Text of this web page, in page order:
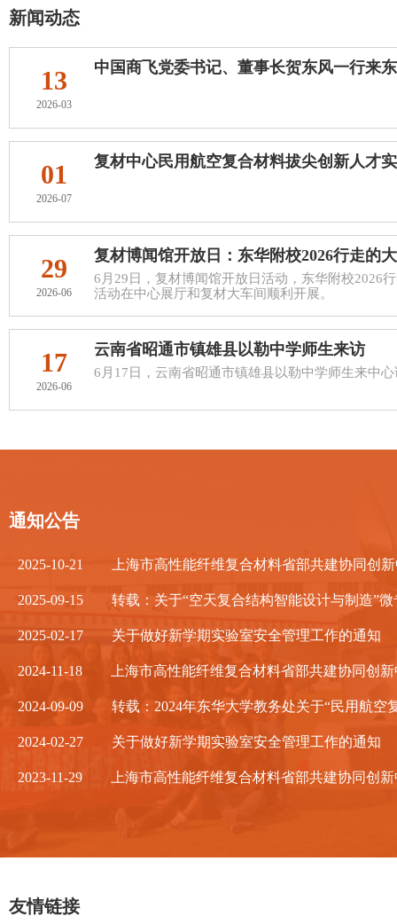
新闻动态
13
2026-03
中国商飞党委书记、董事长贺东风一行来
01
2026-07
复材中心民用航空复合材料拔尖创新人才
29
2026-06
复材博闻馆开放日：东华附校2026行走的
6月29日，复材博闻馆开放日活动，东华附校2026
活动在中心展厅和复材大车间顺利开展。
17
2026-06
云南省昭通市镇雄县以勒中学师生来访
6月17日，云南省昭通市镇雄县以勒中学师生来中
通知公告
上海市高性能纤维复合材料省部共建协同创
2025-10-21
转载：关于“空天复合结构智能设计与制造”微
2025-09-15
关于做好新学期实验室安全管理工作的通知
2025-02-17
上海市高性能纤维复合材料省部共建协同创
2024-11-18
转载：2024年东华大学教务处关于“民用航空
2024-09-09
关于做好新学期实验室安全管理工作的通知
2024-02-27
上海市高性能纤维复合材料省部共建协同创
2023-11-29
友情链接